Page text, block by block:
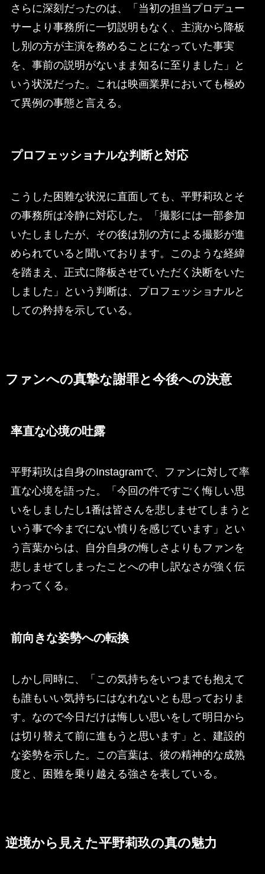
さらに深刻だったのは、「当初の担当プロデュー
サーより事務所に一切説明もなく、主演から降板
し別の方が主演を務めることになっていた事実
を、事前の説明がないまま知るに至りました」と
いう状況だった。これは映画業界においても極め
て異例の事態と言える。
プロフェッショナルな判断と対応
こうした困難な状況に直面しても、平野莉玖とそ
の事務所は冷静に対応した。「撮影には一部参加
いたしましたが、その後は別の方による撮影が進
められていると聞いております。このような経緯
を踏まえ、正式に降板させていただく決断をいた
しました」という判断は、プロフェッショナルと
しての矜持を示している。
ファンへの真摯な謝罪と今後への決意
率直な心境の吐露
平野莉玖は自身のInstagramで、ファンに対して率
直な心境を語った。「今回の件ですごく悔しい思
いをしましたし1番は皆さんを悲しませてしまうと
いう事で今までにない憤りを感じています」とい
う言葉からは、自分自身の悔しさよりもファンを
悲しませてしまったことへの申し訳なさが強く伝
わってくる。
前向きな姿勢への転換
しかし同時に、「この気持ちをいつまでも抱えて
も誰もいい気持ちにはなれないとも思っておりま
す。なので今日だけは悔しい思いをして明日から
は切り替えて前に進もうと思います」と、建設的
な姿勢を示した。この言葉は、彼の精神的な成熟
度と、困難を乗り越える強さを表している。
逆境から見えた平野莉玖の真の魅力